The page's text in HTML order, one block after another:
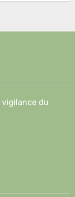
vigilance du